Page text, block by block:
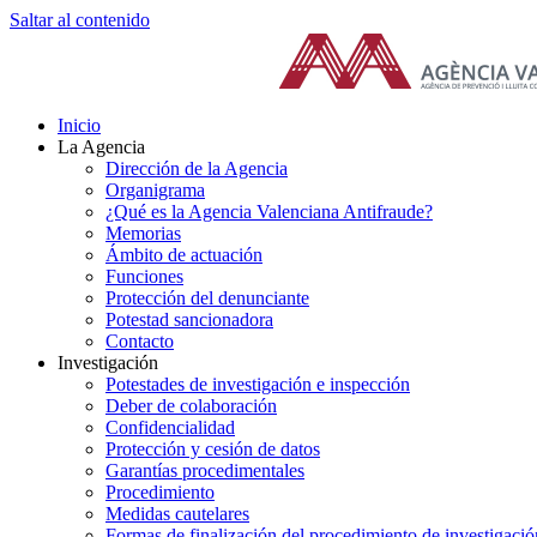
Saltar al contenido
Inicio
La Agencia
Dirección de la Agencia
Organigrama
¿Qué es la Agencia Valenciana Antifraude?
Memorias
Ámbito de actuación
Funciones
Protección del denunciante
Potestad sancionadora
Contacto
Investigación
Potestades de investigación e inspección
Deber de colaboración
Confidencialidad
Protección y cesión de datos
Garantías procedimentales
Procedimiento
Medidas cautelares